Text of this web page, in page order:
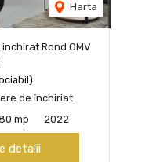
Harta
Rond OMV
de închiriat
mp 2022
detalii